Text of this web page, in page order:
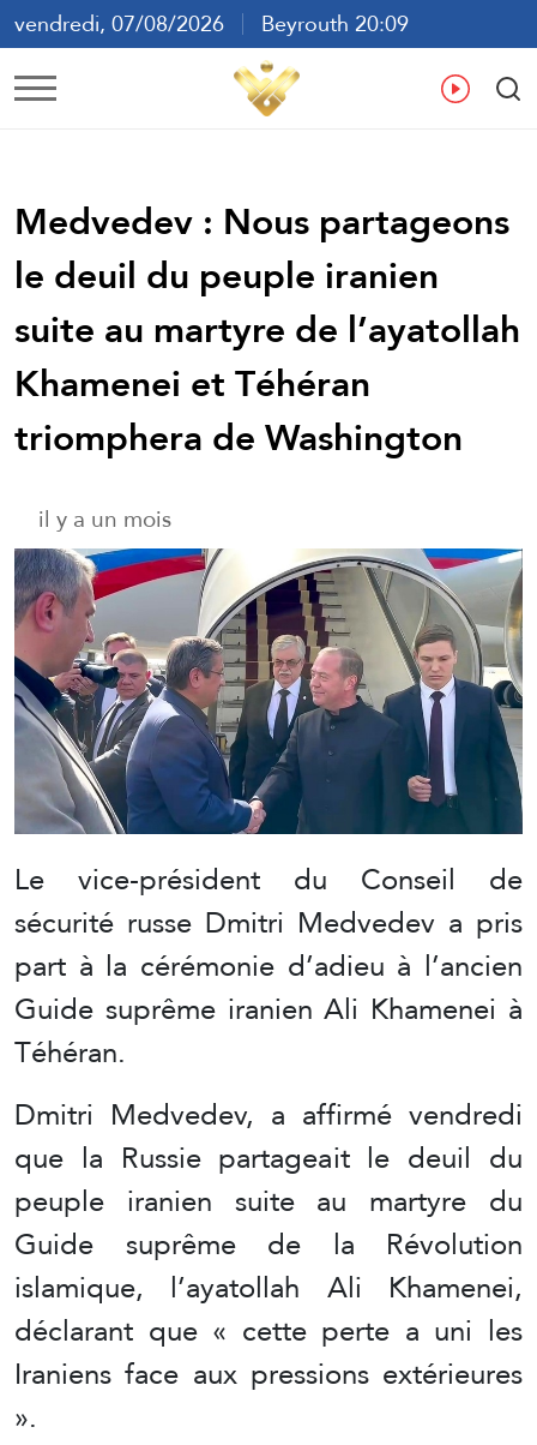
vendredi, 07/08/2026
Beyrouth 20:09
ع
Medvedev : Nous partageons
le deuil du peuple iranien
suite au martyre de l’ayatollah
Khamenei et Téhéran
triomphera de Washington
il y a un mois
Le vice-président du Conseil de
sécurité russe Dmitri Medvedev a pris
part à la cérémonie d’adieu à l’ancien
Guide suprême iranien Ali Khamenei à
Téhéran.
Dmitri Medvedev, a affirmé vendredi
que la Russie partageait le deuil du
peuple iranien suite au martyre du
Guide suprême de la Révolution
islamique, l’ayatollah Ali Khamenei,
déclarant que « cette perte a uni les
Iraniens face aux pressions extérieures
».